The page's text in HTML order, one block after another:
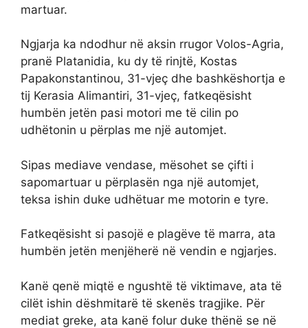
martuar.
Ngjarja ka ndodhur në aksin rrugor Volos-Agria,
pranë Platanidia, ku dy të rinjtë, Kostas
Papakonstantinou, 31-vjeç dhe bashkëshortja e
tij Kerasia Alimantiri, 31-vjeç, fatkeqësisht
humbën jetën pasi motori me të cilin po
udhëtonin u përplas me një automjet.
Sipas mediave vendase, mësohet se çifti i
sapomartuar u përplasën nga një automjet,
teksa ishin duke udhëtuar me motorin e tyre.
Fatkeqësisht si pasojë e plagëve të marra, ata
humbën jetën menjëherë në vendin e ngjarjes.
Kanë qenë miqtë e ngushtë të viktimave, ata të
cilët ishin dëshmitarë të skenës tragjike. Për
mediat greke, ata kanë folur duke thënë se në